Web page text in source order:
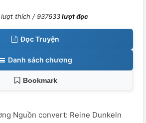
thích /937633lượt đọc
Đọc Truyện
Danh sách chương
Bookmark
Nguồn convert: Reine Dunkeln